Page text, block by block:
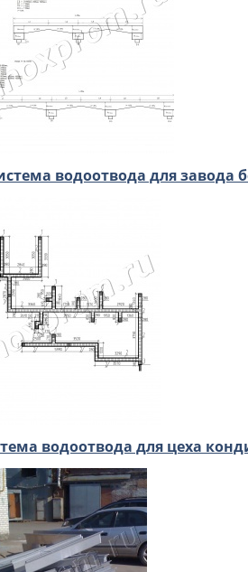
водоотвода для завода
водоотвода для цеха